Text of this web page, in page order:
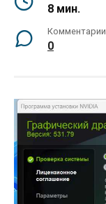
8 мин.
Комментарии
0